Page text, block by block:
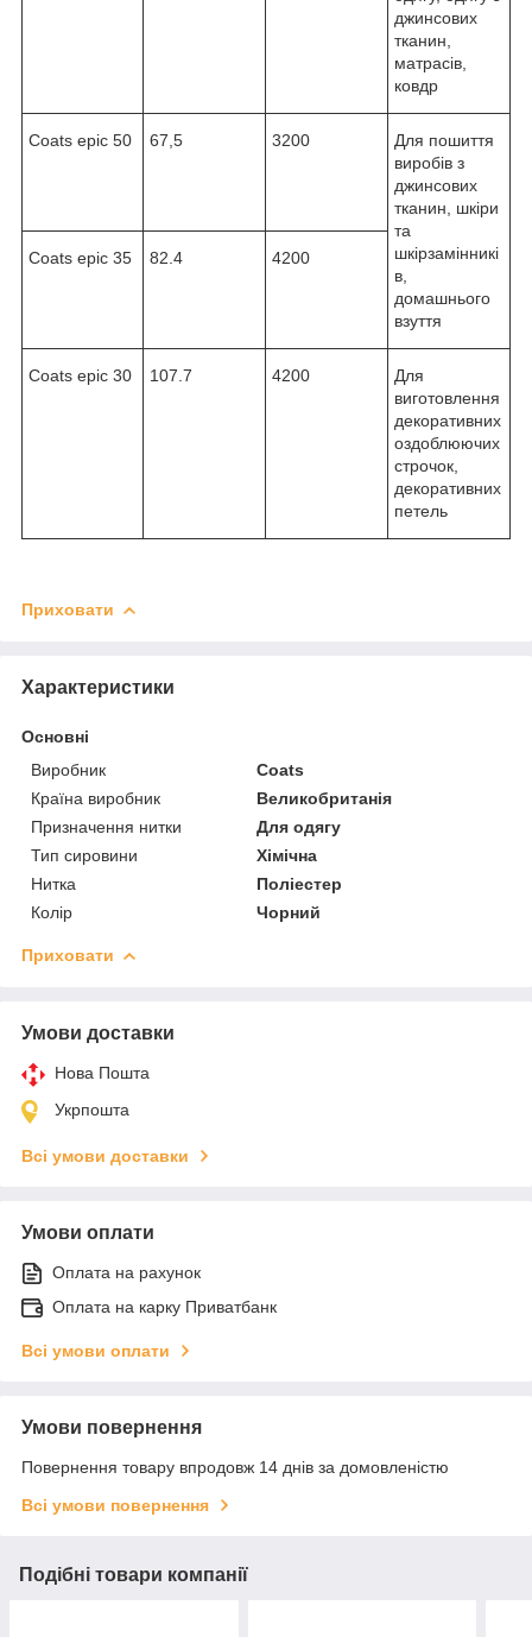
джинсових
тканин,
матрасів,
ковдр
Coats epic 50 67,5 3200
Для пошиття
виробів з
джинсових
тканин, шкіри
та
шкірзамінникі
в,
домашнього
взуття
Coats epic 35 82.4 4200
Coats epic 30 107.7 4200
Для
виготовлення
декоративних
оздоблюючих
строчок,
декоративних
петель
Приховати
Характеристики
Основні
Виробник
Coats
Країна виробник
Великобританія
Призначення нитки
Для одягу
Тип сировини
Хімічна
Нитка
Поліестер
Колір
Чорний
Приховати
Умови доставки
Нова Пошта
Укрпошта
Всі умови доставки
Умови оплати
Оплата на рахунок
Оплата на карку Приватбанк
Всі умови оплати
Умови повернення
Повернення товару впродовж 14 днів за домовленістю
Всі умови повернення
Подібні товари компанії